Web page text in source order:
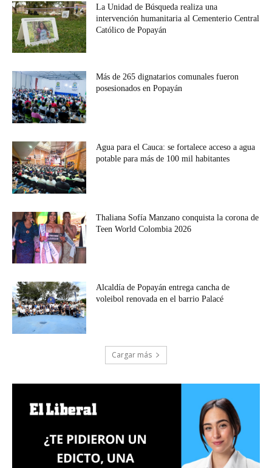
La Unidad de Búsqueda realiza una
intervención humanitaria al Cementerio Central
Católico de Popayán
Más de 265 dignatarios comunales fueron
posesionados en Popayán
Agua para el Cauca: se fortalece acceso a agua
potable para más de 100 mil habitantes
Thaliana Sofía Manzano conquista la corona de
Teen World Colombia 2026
Alcaldía de Popayán entrega cancha de
voleibol renovada en el barrio Palacé
Cargar más